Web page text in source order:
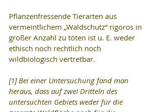
Pflanzenfressende Tierarten aus
vermeintlichem „Waldschutz“ rigoros in
großer Anzahl zu töten ist u. E. weder
ethisch noch rechtlich noch
wildbiologisch vertretbar.
[1] Bei einer Untersuchung fand man
heraus, dass auf zwei Dritteln des
untersuchten Gebiets weder für die